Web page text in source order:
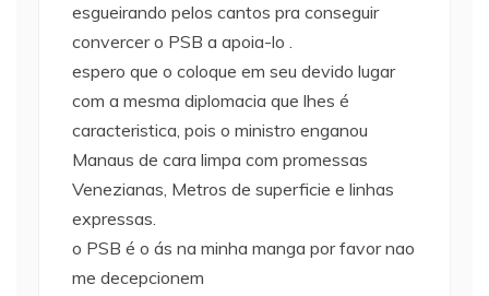
esgueirando pelos cantos pra conseguir
convercer o PSB a apoia-lo .
espero que o coloque em seu devido lugar
com a mesma diplomacia que lhes é
caracteristica, pois o ministro enganou
Manaus de cara limpa com promessas
Venezianas, Metros de superficie e linhas
expressas.
o PSB é o ás na minha manga por favor nao
me decepcionem